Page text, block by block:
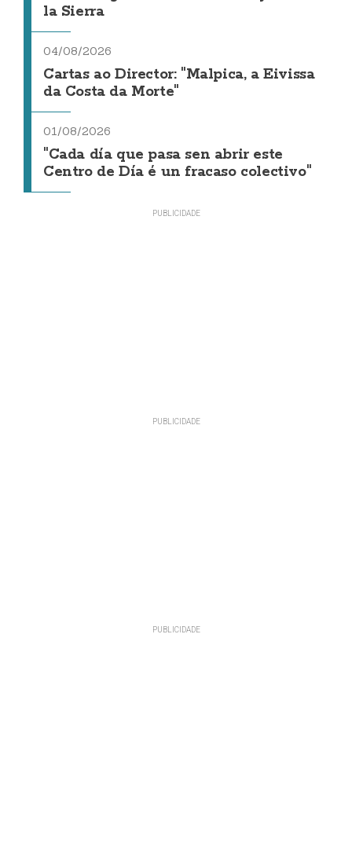
la Sierra
04/08/2026
Cartas ao Director: "Malpica, a Eivissa
da Costa da Morte"
01/08/2026
"Cada día que pasa sen abrir este
Centro de Día é un fracaso colectivo"